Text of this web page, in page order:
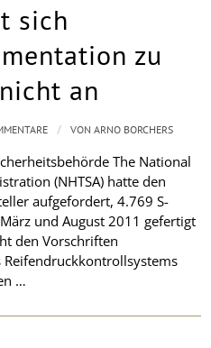
sich
zu
an
The National
(NHTSA) hatte den
aufgefordert, 4.769 S-
und August 2011 gefertigt
den Vorschriften
…
/ VONARNO BORCHERS